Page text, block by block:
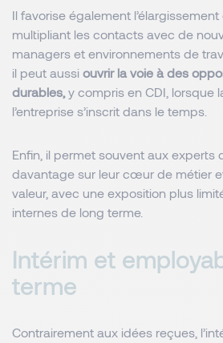
Il favorise également
multipliant les contacts avec de
managers et environnements de
il peut aussi ouvrir la voie à des
durables, y compris en CDI, lorsque
l’entreprise s’inscrit dans le temps.
Enfin, il permet souvent aux experts
davantage sur leur cœur de métier
valeur, avec une exposition plus
internes de long terme.
Intérim et
terme
Contrairement aux idées reçues,